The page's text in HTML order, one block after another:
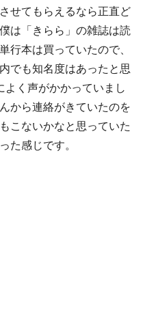
せてもらえるなら正直ど
は「きらら」の雑誌は読
行本は買っていたので、
でも知名度はあったと思
く声がかかっていまし
から連絡がきていたのを
こないかなと思っていた
た感じです。